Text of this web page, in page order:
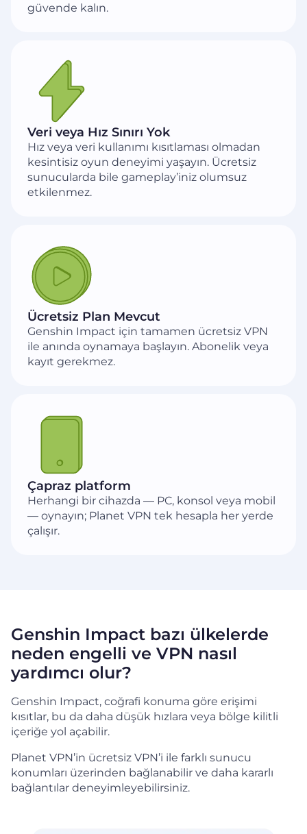
güvende kalın.
Veri veya Hız Sınırı Yok
Hız veya veri kullanımı kısıtlaması olmadan
kesintisiz oyun deneyimi yaşayın. Ücretsiz
sunucularda bile gameplay’iniz olumsuz
etkilenmez.
Ücretsiz Plan Mevcut
Genshin Impact için tamamen ücretsiz VPN
ile anında oynamaya başlayın. Abonelik veya
kayıt gerekmez.
Çapraz platform
Herhangi bir cihazda — PC, konsol veya mobil
— oynayın; Planet VPN tek hesapla her yerde
çalışır.
Genshin Impact bazı ülkelerde
neden engelli ve VPN nasıl
yardımcı olur?
Genshin Impact, coğrafi konuma göre erişimi
kısıtlar, bu da daha düşük hızlara veya bölge kilitli
içeriğe yol açabilir.
Planet VPN’in ücretsiz VPN’i ile farklı sunucu
konumları üzerinden bağlanabilir ve daha kararlı
bağlantılar deneyimleyebilirsiniz.